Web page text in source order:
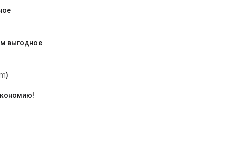
выгодное
)